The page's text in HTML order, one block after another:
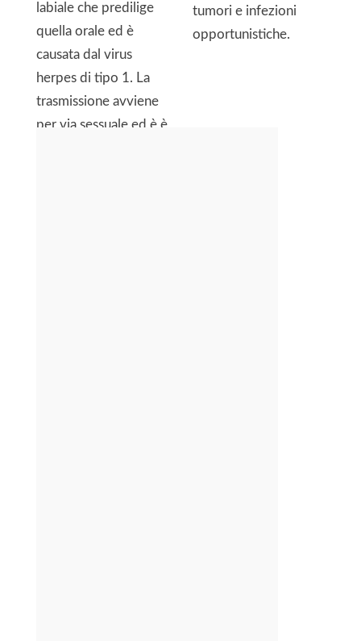
labiale che predilige
quella orale ed è
causata dal virus
herpes di tipo 1. La
trasmissione avviene
per via sessuale ed è è
tumori e infezioni
opportunistiche.